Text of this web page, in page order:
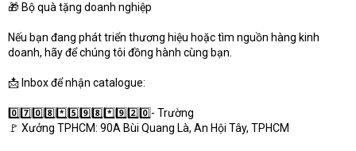
🎁 Bộ quà tặng doanh nghiệp
Nếu bạn đang phát triển thương hiệu hoặc tìm nguồn hàng kinh
doanh, hãy để chúng tôi đồng hành cùng bạn.
📩 Inbox để nhận catalogue:
0️⃣7️⃣0️⃣8️⃣*️⃣5️⃣9️⃣8️⃣*️⃣9️⃣2️⃣0️⃣- Trường
🚩 Xưởng TPHCM: 90A Bùi Quang Là, An Hội Tây, TPHCM